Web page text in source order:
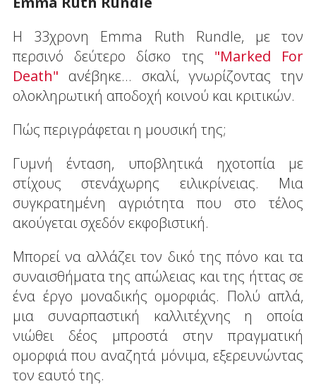
H 33χρονη Emma Ruth Rundle, με τον
περσινό δεύτερο δίσκο της "Marked For
Death" ανέβηκε... σκαλί, γνωρίζοντας την
ολοκληρωτική αποδοχή κοινού και κριτικών.
Πώς περιγράφεται η μουσική της;
Γυμνή ένταση, υποβλητικά ηχοτοπία με
στίχους στενάχωρης ειλικρίνειας. Mια
συγκρατημένη αγριότητα που στο τέλος
ακούγεται σχεδόν εκφοβιστική.
Μπορεί να αλλάζει τον δικό της πόνο και τα
συναισθήματα της απώλειας και της ήττας σε
ένα έργο μοναδικής ομορφιάς. Πολύ απλά,
μια συναρπαστική καλλιτέχνης η οποία
νιώθει δέος μπροστά στην πραγματική
ομορφιά που αναζητά μόνιμα, εξερευνώντας
τον εαυτό της.